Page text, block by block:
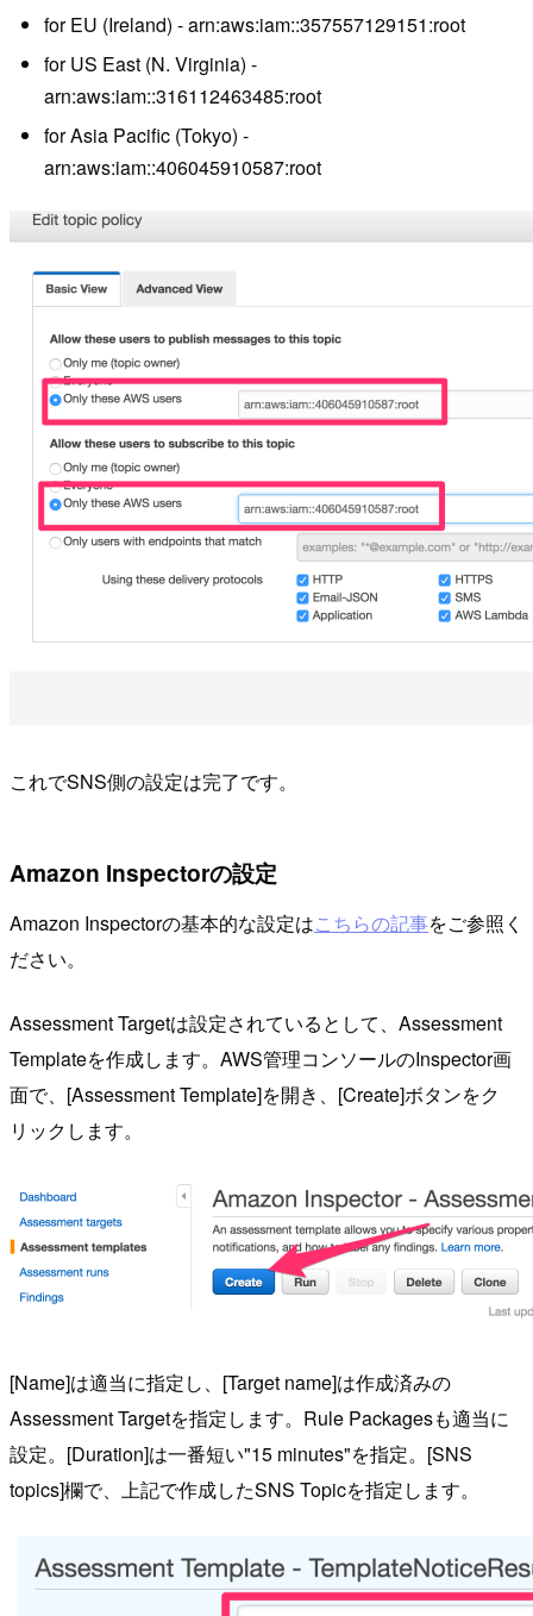
for EU (Ireland) - arn:aws:iam::357557129151:root
for US East (N. Virginia) -
arn:aws:iam::316112463485:root
for Asia Pacific (Tokyo) -
arn:aws:iam::406045910587:root
これでSNS側の設定は完了です。
Amazon Inspectorの設定
Amazon Inspectorの基本的な設定はこちらの記事をご参照く
ださい。
Assessment Targetは設定されているとして、Assessment
Templateを作成します。AWS管理コンソールのInspector画
面で、[Assessment Template]を開き、[Create]ボタンをク
リックします。
[Name]は適当に指定し、[Target name]は作成済みの
Assessment Targetを指定します。Rule Packagesも適当に
設定。[Duration]は一番短い"15 minutes"を指定。[SNS
topics]欄で、上記で作成したSNS Topicを指定します。